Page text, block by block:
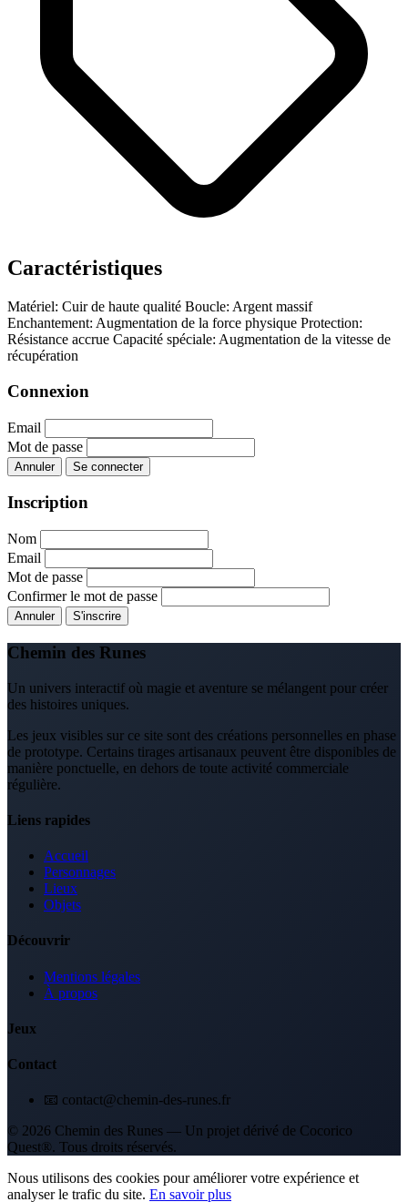
Caractéristiques
Matériel: Cuir de haute qualité Boucle: Argent massif
Enchantement: Augmentation de la force physique Protection:
Résistance accrue Capacité spéciale: Augmentation de la vitesse de
récupération
Connexion
Email
Mot de passe
Annuler Se connecter
Inscription
Nom
Email
Mot de passe
Confirmer le mot de passe
Annuler S'inscrire
Chemin des Runes
Un univers interactif où magie et aventure se mélangent pour créer
des histoires uniques.
Les jeux visibles sur ce site sont des créations personnelles en phase
de prototype. Certains tirages artisanaux peuvent être disponibles de
manière ponctuelle, en dehors de toute activité commerciale
régulière.
Liens rapides
Accueil
Personnages
Lieux
Objets
Découvrir
Mentions légales
À propos
Jeux
Contact
📧 contact@chemin-des-runes.fr
© 2026 Chemin des Runes — Un projet dérivé de Cocorico
Quest®. Tous droits réservés.
Nous utilisons des cookies pour améliorer votre expérience et
analyser le trafic du site. En savoir plus